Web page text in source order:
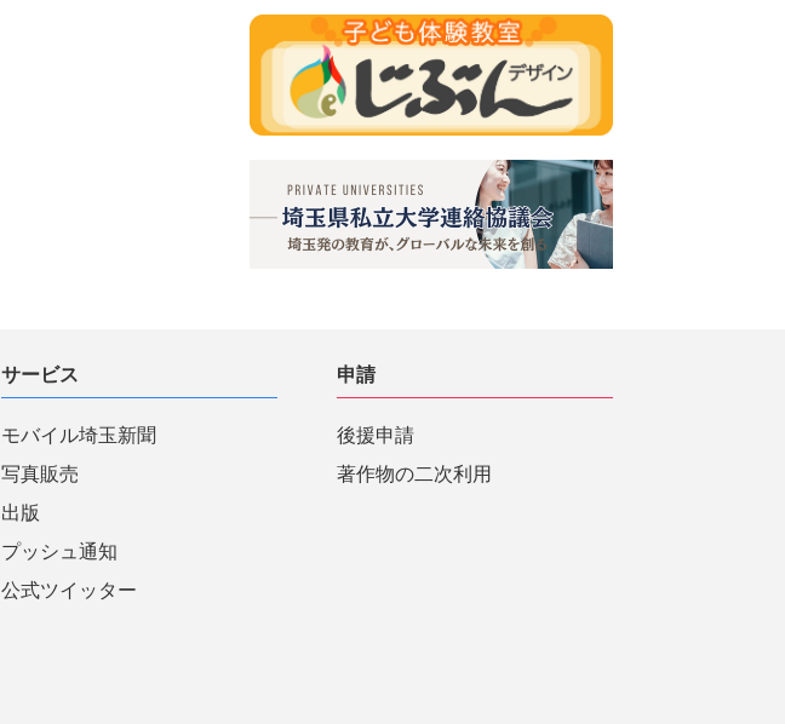
サービス
モバイル埼玉新聞
写真販売
出版
プッシュ通知
公式ツイッター
申請
後援申請
著作物の二次利用